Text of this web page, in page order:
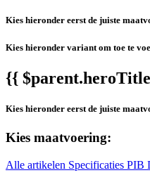
Kies hieronder eerst de juiste
Kies hieronder variant om toe te
{{
Kies hieronder eerst de juiste
Kies maatvoering:
Alle artikelen Specificaties PIB